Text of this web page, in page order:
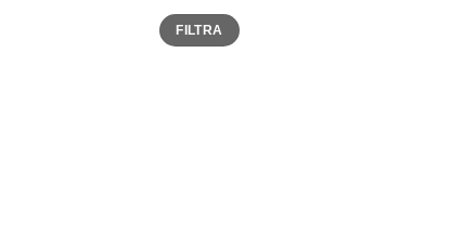
Prezzo
Min
Prezzo
MaxFILTRA